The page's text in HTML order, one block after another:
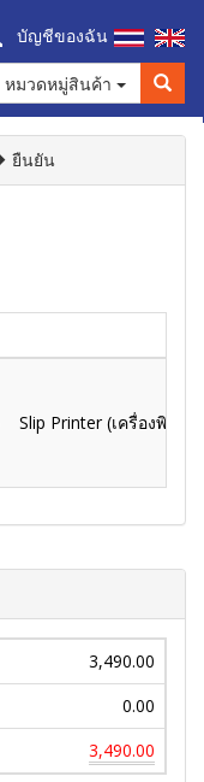
บัญชีของฉัน
หมวดหมู่สินค้า
ยืนยัน
Slip Printer (เครื่องพิมพ์
3,490.00
0.00
3,490.00